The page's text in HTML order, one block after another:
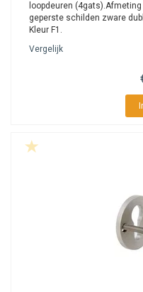
loopdeuren
geperste schilden zware
Kleur F1.
Vergelijk